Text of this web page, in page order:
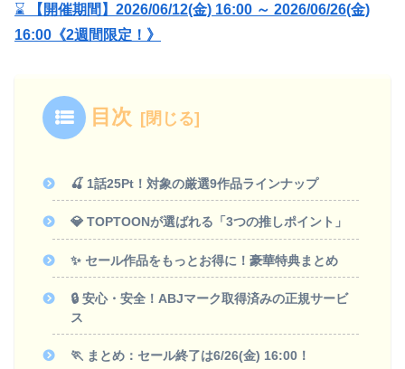
⌛
【開催期間】2026/06/12(金) 16:00 ～ 2026/06/26(金)
16:00《2週間限定！》
目次
🍒 1話25Pt！対象の厳選9作品ラインナップ
💎 TOPTOONが選ばれる「3つの推しポイント」
✨ セール作品をもっとお得に！豪華特典まとめ
🔒 安心・安全！ABJマーク取得済みの正規サービ
ス
🏃 まとめ：セール終了は6/26(金) 16:00！